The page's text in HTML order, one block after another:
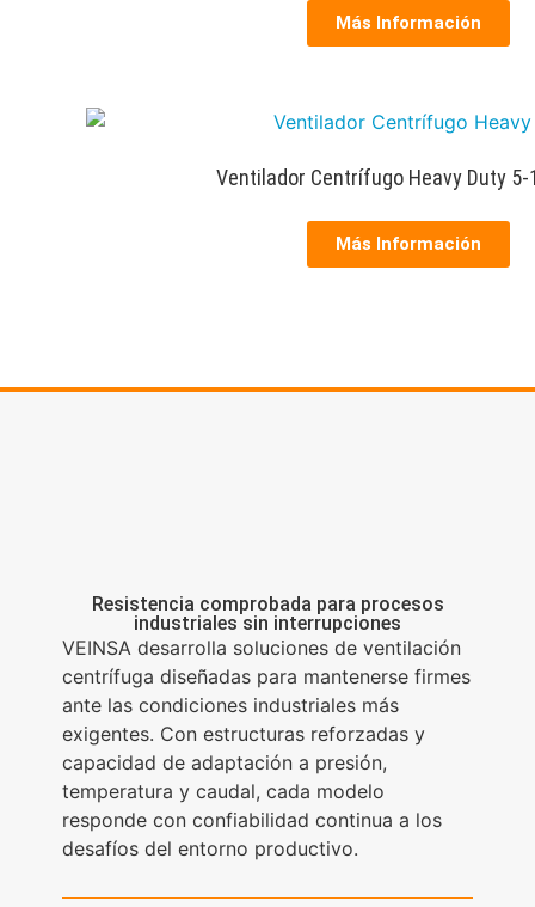
Más Información
Ventilador Centrífugo Heavy Duty 5-
Más Información
Resistencia comprobada para procesos
industriales sin interrupciones
VEINSA desarrolla soluciones de ventilación
centrífuga diseñadas para mantenerse firmes
ante las condiciones industriales más
exigentes. Con estructuras reforzadas y
capacidad de adaptación a presión,
temperatura y caudal, cada modelo
responde con confiabilidad continua a los
desafíos del entorno productivo.